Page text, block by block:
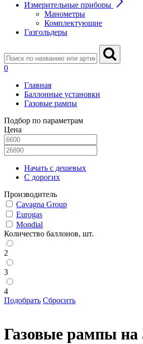
Измерительные приборы
Манометры
Комплектующие
Газгольдеры
0
Главная
Баллонные установки
Газовые рампы
Подбор по параметрам
Цена
Начать с дешевых
С дорогих
Производитель
Cavagna Group
Eurogas
Mondial
Количество баллонов, шт.
2
3
4
Подобрать Сбросить
Газовые рампы на